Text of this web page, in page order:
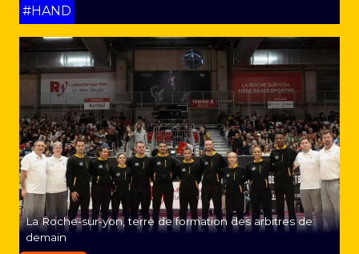
#HAND
La Roche-sur-yon, terre de formation des arbitres de
demain